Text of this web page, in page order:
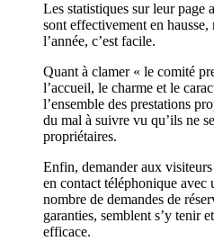
Les statistiques sur leur page
sont effectivement en
l’année, c’est facile.
Quant à clamer « le comité
l’accueil, le charme et le
l’ensemble des prestations
du mal à suivre vu qu’ils ne
propriétaires.
Enfin, demander aux
en contact téléphonique
nombre de demandes de
garanties, semblent s’y tenir
efficace.